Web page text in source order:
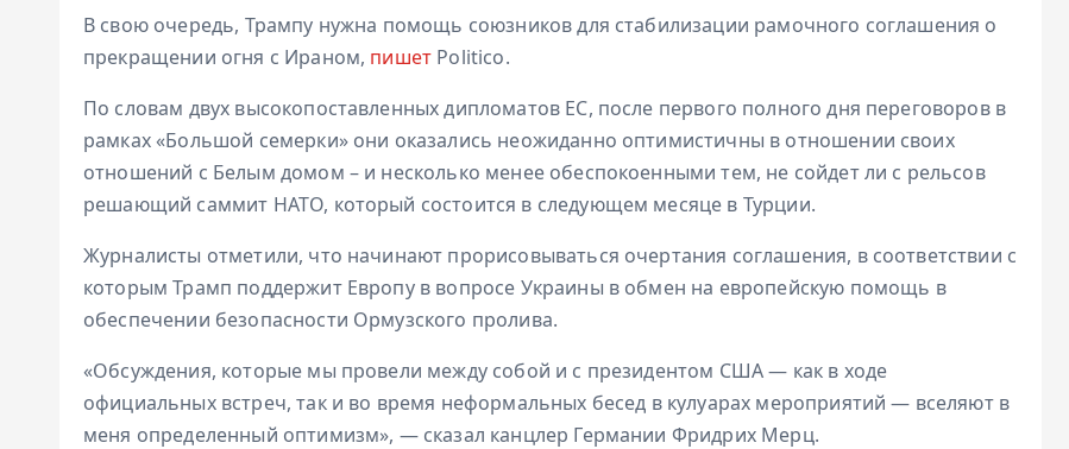
В свою очередь, Трампу нужна помощь союзников для стабилизации рамочного соглашения о
прекращении огня с Ираном, пишет Politico.
По словам двух высокопоставленных дипломатов ЕС, после первого полного дня переговоров в
рамках «Большой семерки» они оказались неожиданно оптимистичны в отношении своих
отношений с Белым домом – и несколько менее обеспокоенными тем, не сойдет ли с рельсов
решающий саммит НАТО, который состоится в следующем месяце в Турции.
Журналисты отметили, что начинают прорисовываться очертания соглашения, в соответствии с
которым Трамп поддержит Европу в вопросе Украины в обмен на европейскую помощь в
обеспечении безопасности Ормузского пролива.
«Обсуждения, которые мы провели между собой и с президентом США — как в ходе
официальных встреч, так и во время неформальных бесед в кулуарах мероприятий — вселяют в
меня определенный оптимизм», — сказал канцлер Германии Фридрих Мерц.